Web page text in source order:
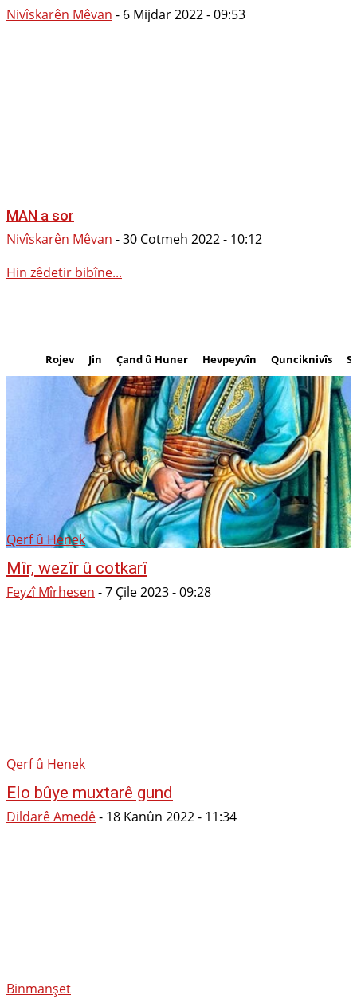
Nivîskarên Mêvan - 6 Mijdar 2022 - 09:53
MAN a sor
Nivîskarên Mêvan -30 Cotmeh 2022 - 10:12
Hin zêdetir bibîne...
Rojev Jin Çand û Huner Hevpeyvîn Qunciknivîs
Qerf û Henek
Mîr, wezîr û cotkarî
Feyzî Mîrhesen -7 Çile 2023 - 09:28
Qerf û Henek
Elo bûye muxtarê gund
Dildarê Amedê- 18 Kanûn 2022 - 11:34
Binmanşet